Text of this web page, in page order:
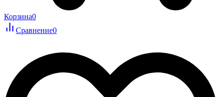
Корзина0
Сравнение0